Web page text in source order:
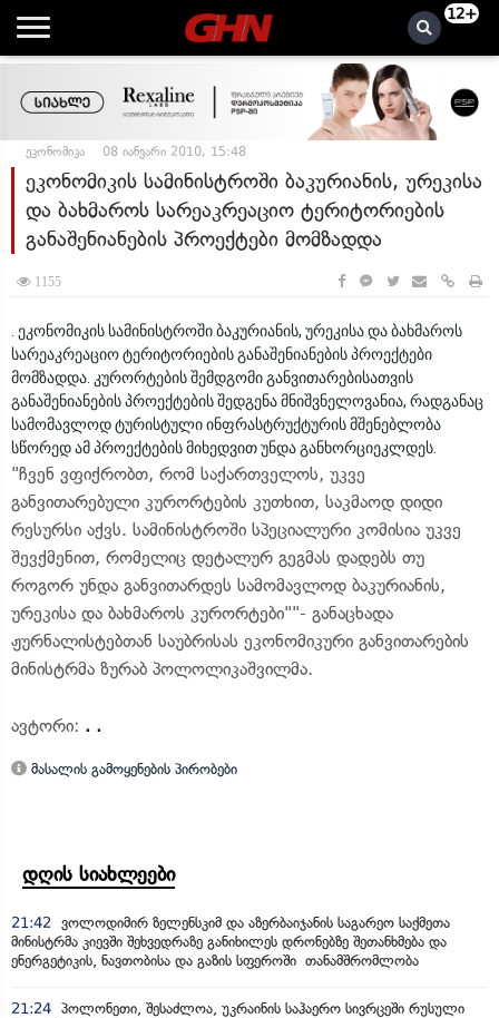
12+
ეკონომიკა 08 იანვარი 2010, 15:48
ეკონომიკის სამინისტროში ბაკურიანის, ურეკისა
და ბახმაროს სარეაკრეაციო ტერიტორიების
განაშენიანების პროექტები მომზადდა
1155
. ეკონომიკის სამინისტროში ბაკურიანის, ურეკისა და ბახმაროს
სარეაკრეაციო ტერიტორიების განაშენიანების პროექტები
მომზადდა. კურორტების შემდგომი განვითარებისათვის
განაშენიანების პროექტების შედგენა მნიშვნელოვანია, რადგანაც
სამომავლოდ ტურისტული ინფრასტრუქტურის მშენებლობა
სწორედ ამ პროექტების მიხედვით უნდა განხორციეკლდეს.
"ჩვენ ვფიქრობთ, რომ საქართველოს, უკვე
განვითარებული კურორტების კუთხით, საკმაოდ დიდი
რესურსი აქვს. სამინისტროში სპეციალური კომისია უკვე
შევქმენით, რომელიც დეტალურ გეგმას დადებს თუ
როგორ უნდა განვითარდეს სამომავლოდ ბაკურიანის,
ურეკისა და ბახმაროს კურორტები""- განაცხადა
ჟურნალისტებთან საუბრისას ეკონომიკური განვითარების
მინისტრმა ზურაბ პოლოლიკაშვილმა.
ავტორი: . .
მასალის გამოყენების პირობები
დღის სიახლეები
21:42 ვოლოდიმირ ზელენსკიმ და აზერბაიჯანის საგარეო საქმეთა
მინისტრმა კიევში შეხვედრაზე განიხილეს დრონებზე შეთანხმება და
ენერგეტიკის, ნავთობისა და გაზის სფეროში თანამშრომლობა
21:24 პოლონეთი, შესაძლოა, უკრაინის საჰაერო სივრცეში რუსული